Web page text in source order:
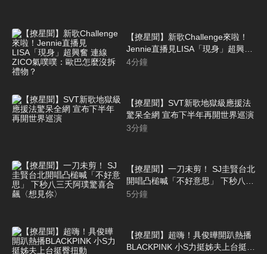
【撩星聞】新歌Challenge來啦！
Jennie直播見LISA「現身」超興奮
連線ZICO氣噗噗：歐巴怎麼沒拆禮
4分鐘
【撩星聞】SVT新歌地獄級應援法
驚呆全網 宣布下半年再開世界巡演
3分鐘
【撩星聞】一刀未剪！ SJ圭賢台北
開唱凸槌喊「不好意思」 下秒八三
夭阿璞驚喜合飆〈想見你〉
5分鐘
【撩星聞】超嗨！具俊曄開趴熱播
BLACKPINK 小S力挺姊夫上台挺臀